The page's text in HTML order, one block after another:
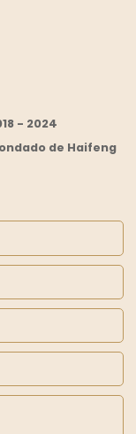
- 2024
de Haifeng